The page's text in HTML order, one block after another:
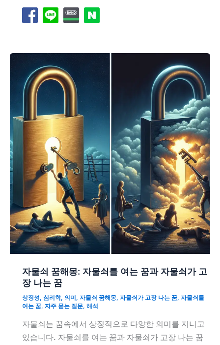
자물쇠 꿈해몽: 자물쇠를 여는 꿈과 자물쇠가 고
장 나는 꿈
상징성, 심리학, 의미 , 자물쇠 꿈해몽, 자물쇠가 고장 나는 꿈, 자물쇠를
여는 꿈, 자주 묻는 질문, 해석
자물쇠는 꿈속에서 상징적으로 다양한 의미를 지니고
있습니다. 자물쇠를 여는 꿈과 자물쇠가 고장 나는 꿈